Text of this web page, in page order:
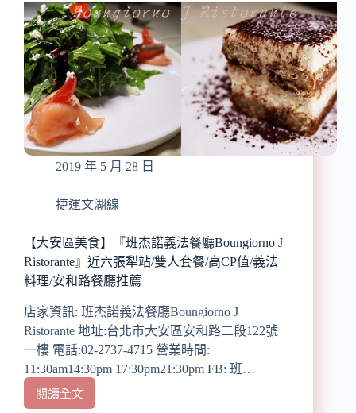
葫
洲
站/
夏
天
也
可
吃
道
地
麻
火
川
點
拼
盤
系
列
升
級
鴛
鴦
2019 年 5 月 28 日
捷運文湖線
【大安區美食】『班杰諾義法餐廳Boungiorno J
Ristorante』近六張犁站/雙人套餐/高CP值/義法
料理/安和路餐廳推薦
店家資訊: 班杰諾義法餐廳Boungiorno J
Ristorante 地址:台北市大安區安和路二段122號
一樓 電話:02-2737-4715 營業時間:
11:30am14:30pm 17:30pm21:30pm FB: 班…
閱讀全文
【大